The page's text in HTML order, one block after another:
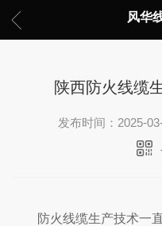
风华
陕西防火线缆
发布时间：2025-
防火线缆生产技术一